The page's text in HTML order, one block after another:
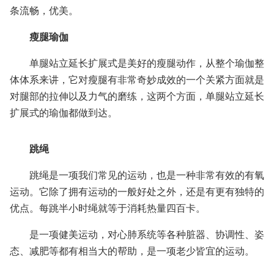
条流畅，优美。
瘦腿瑜伽
单腿站立延长扩展式是美好的瘦腿动作，从整个瑜伽整
体体系来讲，它对瘦腿有非常奇妙成效的一个关紧方面就是
对腿部的拉伸以及力气的磨练，这两个方面，单腿站立延长
扩展式的瑜伽都做到达。
跳绳
跳绳是一项我们常见的运动，也是一种非常有效的有氧
运动。它除了拥有运动的一般好处之外，还是有更有独特的
优点。每跳半小时绳就等于消耗热量四百卡。
是一项健美运动，对心肺系统等各种脏器、协调性、姿
态、减肥等都有相当大的帮助，是一项老少皆宜的运动。